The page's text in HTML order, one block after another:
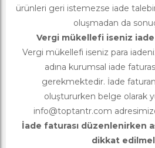
ürünleri geri istemezse iade
oluşmadan da
Vergi mükellefi iseniz iade
Vergi mükellefi iseniz para
adına kurumsal iade
gerekmektedir. İade
oluştururken belge olarak
info@toptantr.com
İade faturası düzenlenirken
dikkat